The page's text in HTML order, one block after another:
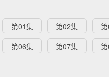
第01集 第02集
第06集
第07集